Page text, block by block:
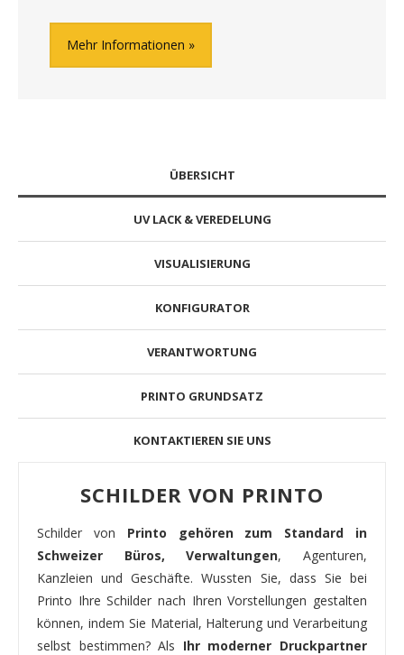
Mehr Informationen
ÜBERSICHT
UV LACK & VEREDELUNG
VISUALISIERUNG
KONFIGURATOR
VERANTWORTUNG
PRINTO GRUNDSATZ
KONTAKTIEREN SIE UNS
SCHILDER VON PRINTO
Schilder von Printo gehören zum Standard in
Schweizer Büros, Verwaltungen, Agenturen,
Kanzleien und Geschäfte. Wussten Sie, dass Sie bei
Printo Ihre Schilder nach Ihren Vorstellungen gestalten
können, indem Sie Material, Halterung und Verarbeitung
selbst bestimmen? Als Ihr moderner Druckpartner